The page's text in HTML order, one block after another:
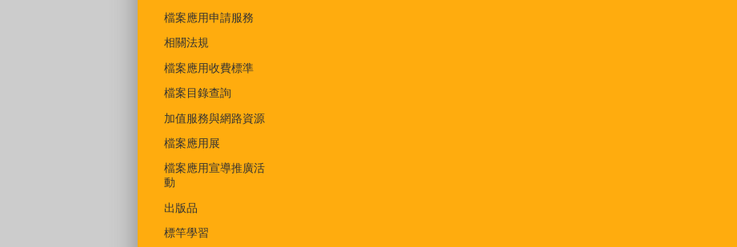
檔案應用申請服務
相關法規
檔案應用收費標準
檔案目錄查詢
加值服務與網路資源
檔案應用展
檔案應用宣導推廣活
動
出版品
標竿學習